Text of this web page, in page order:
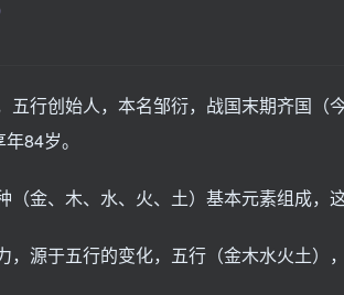
五行创始人，本名邹衍，战国末期齐国（
84岁。
（金、木、水、火、土）基本元素组成
，源于五行的变化，五行（金木水火土）